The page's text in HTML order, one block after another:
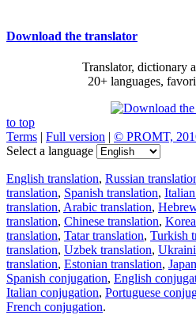
Download the translator
Translator, dictionary
20+ languages,
to top
Terms | Full version | © PROMT,
Select a language
English translation, Russian
translation, Spanish translation,
translation, Arabic translation,
translation, Chinese translation,
translation, Tatar translation, Turkish
translation, Uzbek translation,
translation, Estonian translation,
Spanish conjugation, English
Italian conjugation, Portuguese
French conjugation.